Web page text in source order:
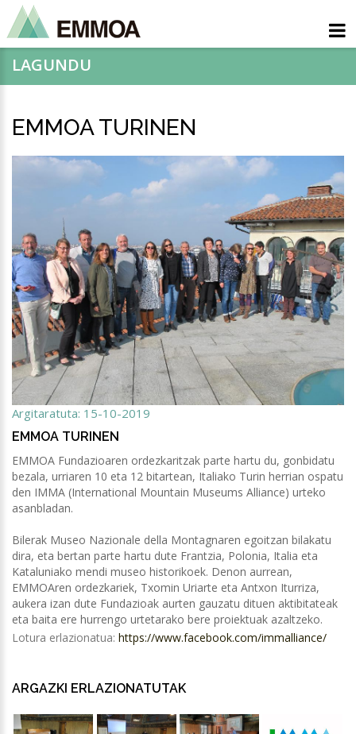
LAGUNDU
EMMOA TURINEN
Argitaratuta: 15-10-2019
EMMOA TURINEN
EMMOA Fundazioaren ordezkaritzak parte hartu du, gonbidatu
bezala, urriaren 10 eta 12 bitartean, Italiako Turin herrian ospatu
den IMMA (International Mountain Museums Alliance) urteko
asanbladan.
Bilerak Museo Nazionale della Montagnaren egoitzan bilakatu
dira, eta bertan parte hartu dute Frantzia, Polonia, Italia eta
Kataluniako mendi museo historikoek. Denon aurrean,
EMMOAren ordezkariek, Txomin Uriarte eta Antxon Iturriza,
aukera izan dute Fundazioak aurten gauzatu dituen aktibitateak
eta baita ere hurrengo urtetarako bere proiektuak azaltzeko.
Lotura erlazionatua: https://www.facebook.com/immalliance/
ARGAZKI ERLAZIONATUTAK